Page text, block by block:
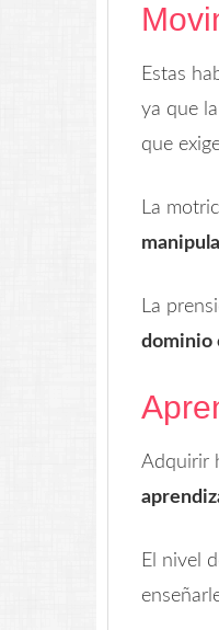
Estas
ya que
que
La
La
dominio
Adquirir
El nivel